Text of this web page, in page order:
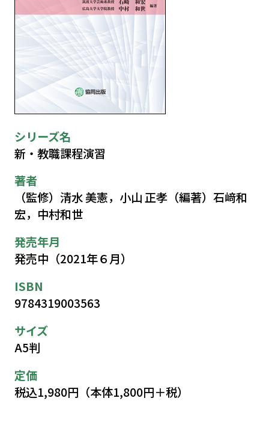
シリーズ名
新・教職課程演習
著者
（監修）清水 美憲，小山 正孝（編著）石﨑和
宏，中村和世
発売年月
発売中（2021年６月）
ISBN
9784319003563
サイズ
A5判
定価
税込1,980円（本体1,800円＋税）